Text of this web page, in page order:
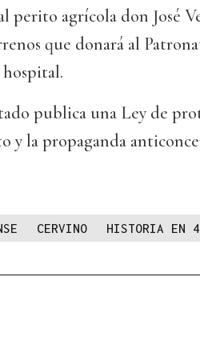
agrícola don José
que donará al
publica una Ley de
y la propaganda
CERVINO HISTORIA EN